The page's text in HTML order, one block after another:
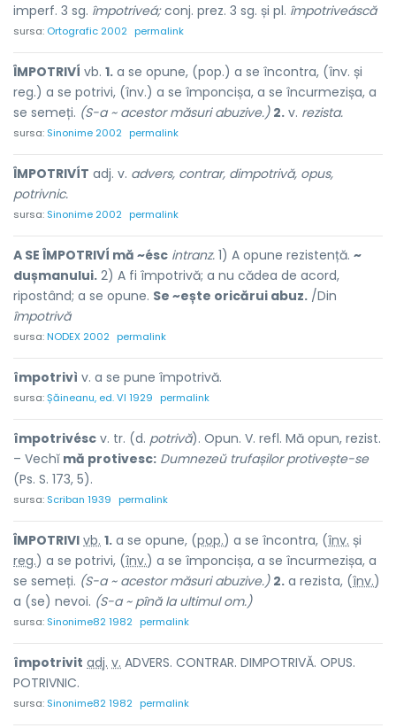
imperf. 3 sg. împotriveá;conj. prez. 3 sg. și pl. împotriveáscă
sursa: Ortografic 2002 permalink
ÎMPOTRIVÍ vb. 1. a se opune, (pop.) a se încontra, (înv. și
reg.) a se potrivi, (înv.) a se împoncișa, a se încurmezișa, a
se semeți. (S-a ~ acestor măsuri abuzive.) 2. v. rezista.
sursa: Sinonime 2002 permalink
ÎMPOTRIVÍT adj. v. advers, contrar, dimpotrivă, opus,
potrivnic.
sursa: Sinonime 2002 permalink
A SE ÎMPOTRIVÍ mă ~ésc intranz. 1) A opune rezistență. ~
dușmanului. 2) A fi împotrivă; a nu cădea de acord,
ripostând; a se opune. Se ~ește oricărui abuz. /Din
împotrivă
sursa:NODEX 2002 permalink
împotrivì v. a se pune împotrivă.
sursa:Șăineanu, ed. VI 1929 permalink
împotrivésc v. tr. (d. potrivă). Opun. V. refl. Mă opun, rezist.
– Vechĭ mă protivesc: Dumnezeŭ trufașilor protivește-se
(Ps. S. 173, 5).
sursa: Scriban 1939 permalink
ÎMPOTRIVI vb. 1. a se opune, (pop.) a se încontra, (înv. și
reg.) a se potrivi, (înv.) a se împoncișa, a se încurmezișa, a
se semeți. (S-a ~ acestor măsuri abuzive.) 2. a rezista, (înv.)
a (se) nevoi. (S-a ~ pînă la ultimul om.)
sursa: Sinonime82 1982 permalink
împotrivit adj. v. ADVERS. CONTRAR. DIMPOTRIVĂ. OPUS.
POTRIVNIC.
sursa: Sinonime82 1982 permalink